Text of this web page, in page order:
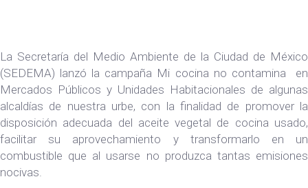
La Secretaría del Medio Ambiente de la Ciudad de México
(SEDEMA) lanzó la campaña Mi cocina no contamina en
Mercados Públicos y Unidades Habitacionales de algunas
alcaldías de nuestra urbe, con la finalidad de promover la
disposición adecuada del aceite vegetal de cocina usado,
facilitar su aprovechamiento y transformarlo en un
combustible que al usarse no produzca tantas emisiones
nocivas.